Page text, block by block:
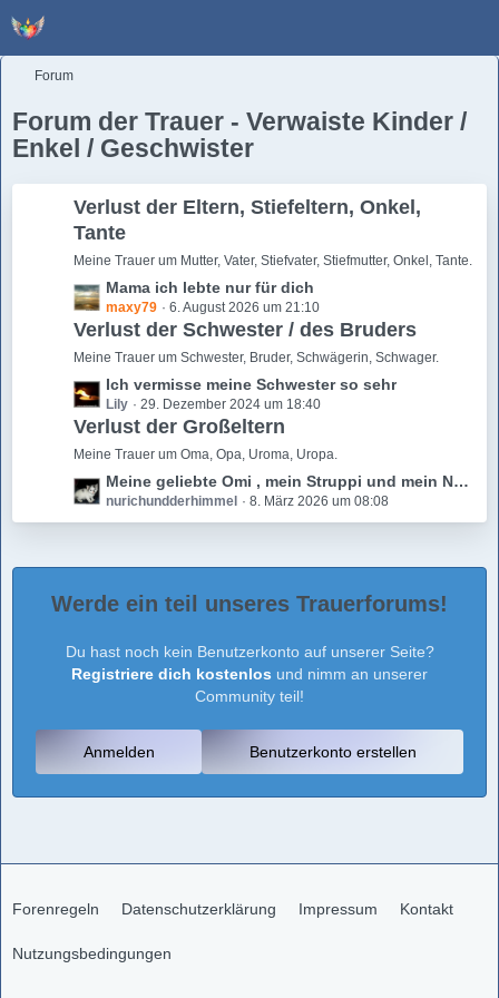
Forum
Forum der Trauer - Verwaiste Kinder /
Enkel / Geschwister
Verlust der Eltern, Stiefeltern, Onkel,
Tante
Meine Trauer um Mutter, Vater, Stiefvater, Stiefmutter, Onkel, Tante.
L
e
t
z
e
B
t
r
Mama ich lebte nur für dich
maxy79 6. August 2026 um 21:10
Verlust der Schwester / des Bruders
Meine Trauer um Schwester, Bruder, Schwägerin, Schwager.
L
e
t
z
e
r
g
e
Ich vermisse meine Schwester so sehr
Lily 29. Dezember 2024 um 18:40
Verlust der Großeltern
Meine Trauer um Oma, Opa, Uroma, Uropa.
L
e
t
t
B
i
t
ä
e
Meine geliebte Omi , mein Struppi und mein Nachbar ein Leben ohne sie, wie geht das.
nurichundderhimmel 8. März 2026 um 08:08
Werde ein teil unseres Trauerforums!
Du hast noch kein Benutzerkonto auf unserer Seite?
Registriere dich kostenlos und nimm an unserer
Community teil!
Benutzerkonto erstellen
Anmelden
Forenregeln Datenschutzerklärung Impressum Kontakt
Nutzungsbedingungen